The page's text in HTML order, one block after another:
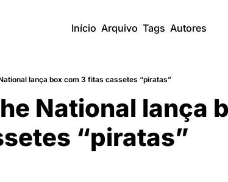
Início Arquivo Tags Autores
lança box com 3 fitas cassetes “piratas”
National lança
“piratas”